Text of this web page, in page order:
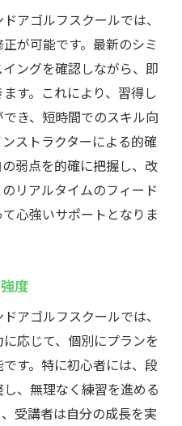
アゴルフスクールでは、
が可能です。最新のシミ
ングを確認しながら、即
す。これにより、習得し
き、短時間でのスキル向
ストラクターによる的確
弱点を的確に把握し、改
リアルタイムのフィード
心強いサポートとなりま
度
アゴルフスクールでは、
応じて、個別にプランを
す。特に初心者には、段
、無理なく練習を進める
受講者は自分の成長を実